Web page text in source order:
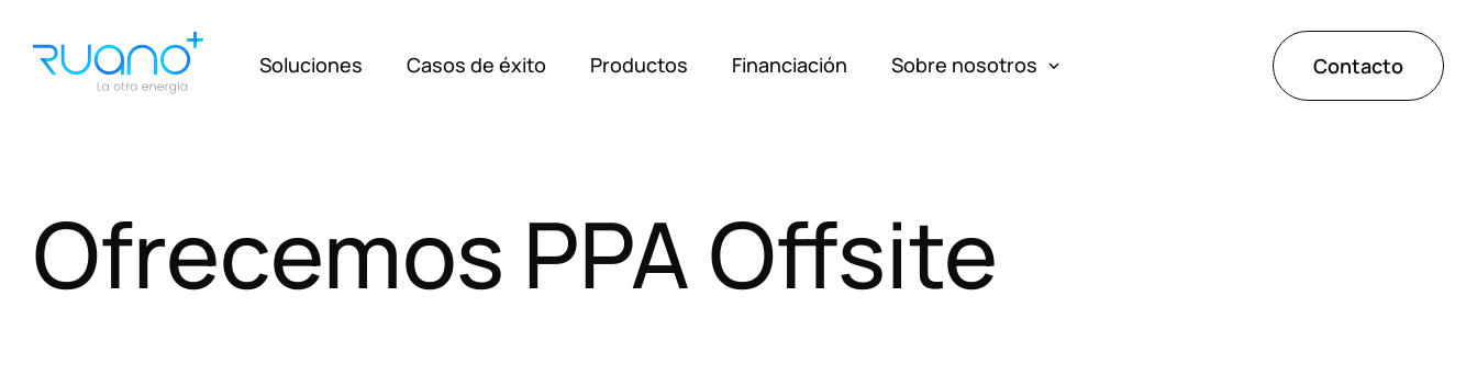
Soluciones Casos de éxito Productos Financiación Sobre nosotros Contacto
Casos de éxito
Ofrecemos PPAOffsite